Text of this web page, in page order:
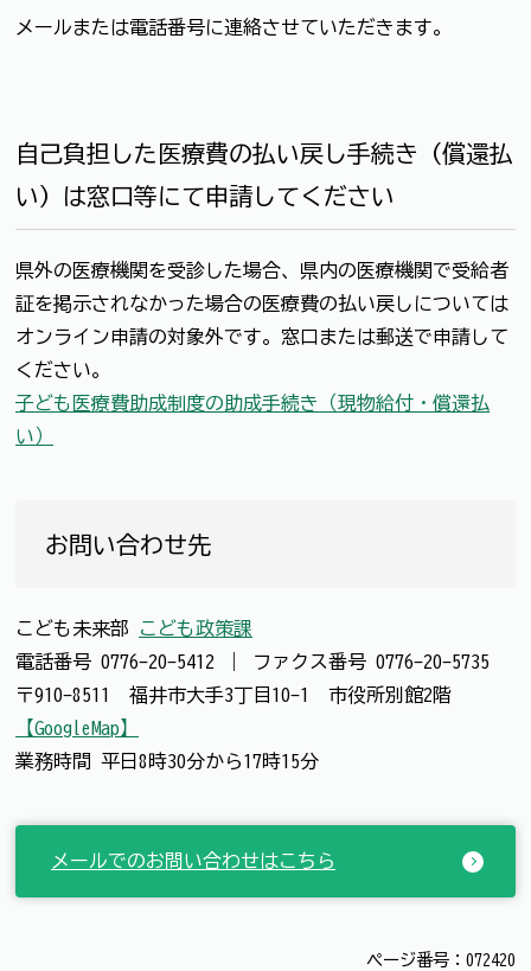
メールまたは電話番号に連絡させていただきます。
自己負担した医療費の払い戻し手続き（償還払
い）は窓口等にて申請してください
県外の医療機関を受診した場合、県内の医療機関で受給者
証を掲示されなかった場合の医療費の払い戻しについては
オンライン申請の対象外です。窓口または郵送で申請して
ください。
子ども医療費助成制度の助成手続き（現物給付・償還払
い）
お問い合わせ先
こども未来部
こども政策課
電話番号 0776-20-5412 ファクス番号 0776-20-5735
〒910-8511 福井市大手3丁目10-1 市役所別館2階
【GoogleMap】
業務時間 平日8時30分から17時15分
メールでのお問い合わせはこちら
ページ番号：072420